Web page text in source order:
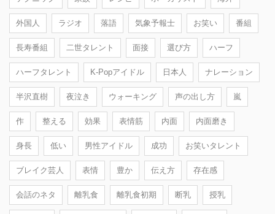
外国人 ラジオ 落語 気象予報士 お笑い 番組
長寿番組 二世タレント 面接 選び方 ハーフ
ハーフタレント K-Popアイドル 日本人 ナレーション
半沢直樹 夜泣き ウォーキング 声の出し方 嵐
作 整える 効果 表情筋 内面 内面磨き
身長 低い 男性アイドル 成功 お笑いタレント
ブレイク芸人 表情 豊か 伝え方 存在感
会話のネタ 離乳食 離乳食初期 断乳 授乳